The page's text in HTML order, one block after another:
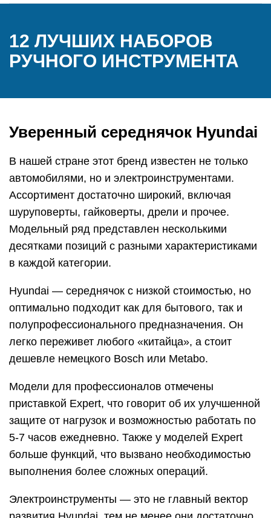
12 ЛУЧШИХ НАБОРОВ
РУЧНОГО ИНСТРУМЕНТА
Уверенный середнячок Hyundai
В нашей стране этот бренд известен не только
автомобилями, но и электроинструментами.
Ассортимент достаточно широкий, включая
шуруповерты, гайковерты, дрели и прочее.
Модельный ряд представлен несколькими
десятками позиций с разными характеристиками
в каждой категории.
Hyundai — середнячок с низкой стоимостью, но
оптимально подходит как для бытового, так и
полупрофессионального предназначения. Он
легко переживет любого «китайца», а стоит
дешевле немецкого Bosch или Metabo.
Модели для профессионалов отмечены
приставкой Expert, что говорит об их улучшенной
защите от нагрузок и возможностью работать по
5-7 часов ежедневно. Также у моделей Expert
больше функций, что вызвано необходимостью
выполнения более сложных операций.
Электроинструменты — это не главный вектор